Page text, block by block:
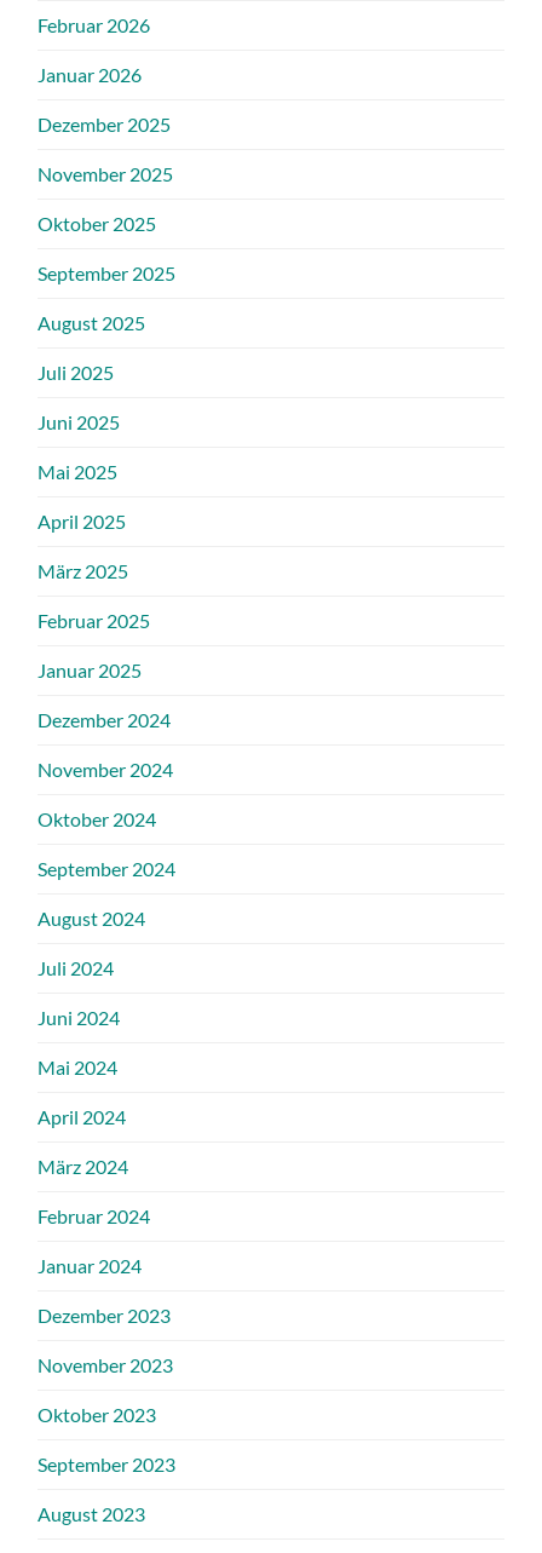
Februar 2026
Januar 2026
Dezember 2025
November 2025
Oktober 2025
September 2025
August 2025
Juli 2025
Juni 2025
Mai 2025
April 2025
März 2025
Februar 2025
Januar 2025
Dezember 2024
November 2024
Oktober 2024
September 2024
August 2024
Juli 2024
Juni 2024
Mai 2024
April 2024
März 2024
Februar 2024
Januar 2024
Dezember 2023
November 2023
Oktober 2023
September 2023
August 2023